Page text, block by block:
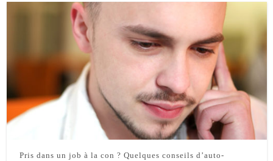
Pris dans un job à la con ? Quelques conseils d’auto-